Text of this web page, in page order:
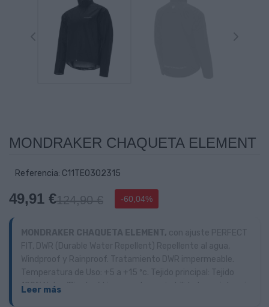
MONDRAKER CHAQUETA ELEMENT
Referencia: C11TE0302315
49,91 €124,90 € -60,04%
100% Nylon ‘Ripstop’. Ligereza, transpirabilidad y resistencia
Leer más